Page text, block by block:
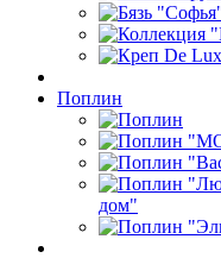
Поплин
дом"